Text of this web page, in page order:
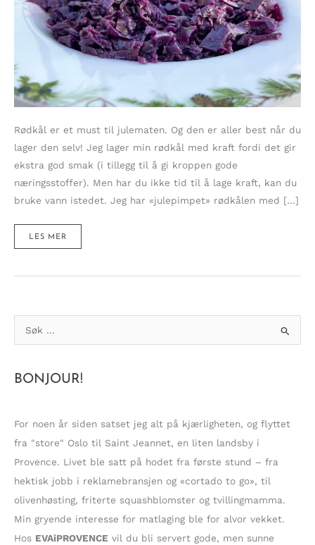
Rødkål er et must til julematen. Og den er aller best når du
lager den selv! Jeg lager min rødkål med kraft fordi det gir
ekstra god smak (i tillegg til å gi kroppen gode
næringsstoffer). Men har du ikke tid til å lage kraft, kan du
bruke vann istedet. Jeg har «julepimpet» rødkålen med […]
JULEKRYDRET
–
LES MER
ø
e
t
e
r
:
BONJOUR!
For noen år siden satset jeg alt på kjærligheten, og flyttet
fra "store" Oslo til Saint Jeannet, en liten landsby i
Provence. Livet ble satt på hodet fra første stund – fra
hektisk jobb i reklamebransjen og «cortado to go», til
olivenhøsting, friterte squashblomster og tvillingmamma.
Min gryende interesse for matlaging ble for alvor vekket.
Hos EVAiPROVENCE vil du bli servert gode, men sunne